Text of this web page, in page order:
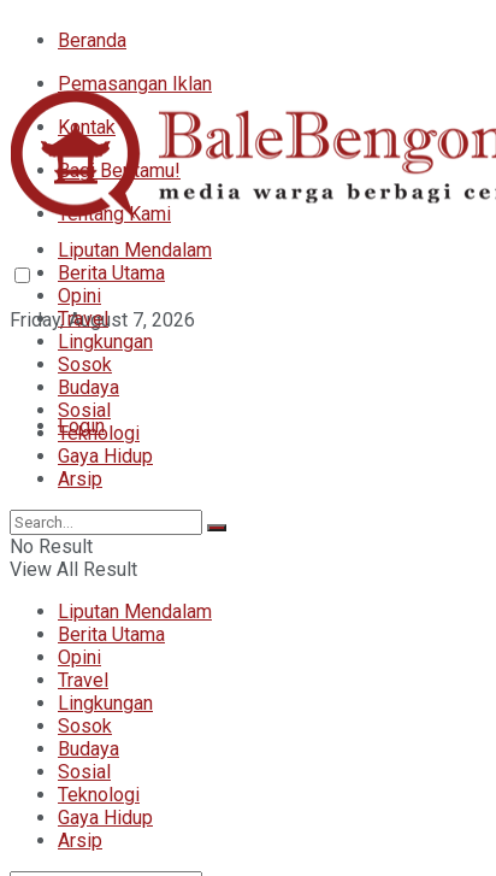
Beranda
Pemasangan Iklan
Kontak
Bagi Beritamu!
Tentang Kami
Friday, August 7, 2026
Login
Liputan Mendalam
Berita Utama
Opini
Travel
Lingkungan
Sosok
Budaya
Sosial
Teknologi
Gaya Hidup
Arsip
No Result
View All Result
Liputan Mendalam
Berita Utama
Opini
Travel
Lingkungan
Sosok
Budaya
Sosial
Teknologi
Gaya Hidup
Arsip